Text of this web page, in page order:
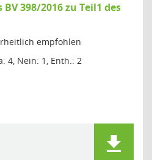
398/2016 zu Teil1 des
empfohlen
4, Nein: 1, Enth.: 2